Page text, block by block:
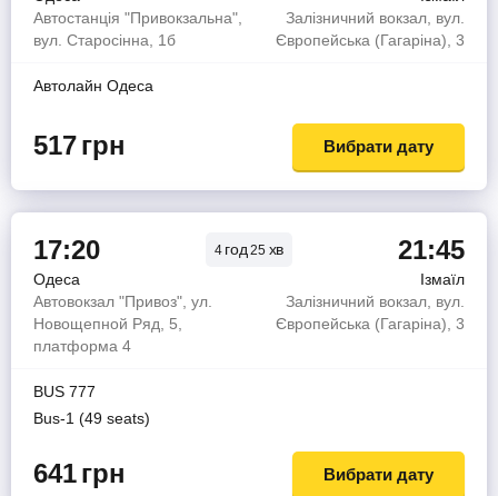
Автостанція "Привокзальна",
вул. Старосінна, 1б
Залізничний вокзал, вул.
Європейська (Гагаріна), 3
Автолайн Одеса
517грн Вибрати дату
17:20 4 год25 хв 21:45
Одеса
Ізмаїл
Автовокзал "Привоз", ул.
Новощепной Ряд, 5,
платформа 4
Залізничний вокзал, вул.
Європейська (Гагаріна), 3
BUS 777
Bus-1 (49 seats)
641грн Вибрати дату